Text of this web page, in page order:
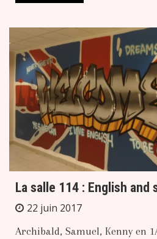
La salle 114 : English
22 juin 2017
Archibald, Samuel, Kenny en